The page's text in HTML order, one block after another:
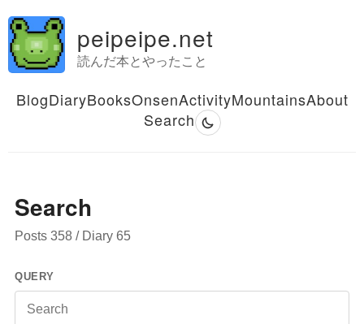
peipeipe.net
読んだ本とやったこと
BlogDiaryBooksOnsenActivityMountainsAbout
Search
Search
Posts 358 / Diary 65
QUERY